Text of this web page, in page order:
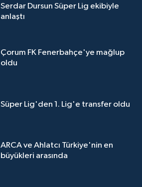
Serdar Dursun Süper Lig ekibiyle
anlaştı
Çorum FK Fenerbahçe'ye mağlup
oldu
Süper Lig'den 1. Lig'e transfer oldu
ARCA ve Ahlatcı Türkiye'nin en
büyükleri arasında